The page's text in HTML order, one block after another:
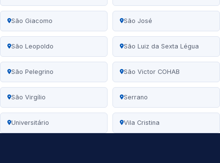
São Giacomo São José
São Leopoldo São Luiz da Sexta Légua
São Pelegrino São Victor COHAB
São Virgílio Serrano
Universitário Vila Cristina